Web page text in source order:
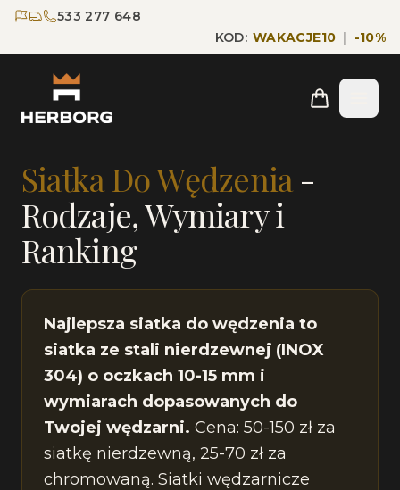
Przejdź do głównej treści
Przejdź do nawigacji
533 277 648
KOD: WAKACJE10 | -10%
Strona główna Siatka Do Wędzenia
Siatka Do Wędzenia-
Rodzaje, Wymiary i
Ranking
Najlepsza siatka do wędzenia to
siatka ze stali nierdzewnej (INOX
304) o oczkach 10-15 mm i
wymiarach dopasowanych do
Twojej wędzarni. Cena: 50-150 zł za
siatkę nierdzewną, 25-70 zł za
chromowaną. Siatki wędzarnicze